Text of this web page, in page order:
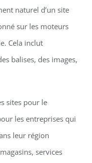
naturel d’un site
sur les moteurs
Cela inclut
balises, des images,
sites pour le
les entreprises qui
leur région
services